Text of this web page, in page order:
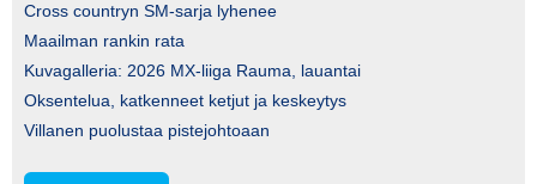
Cross countryn SM-sarja lyhenee
Maailman rankin rata
Kuvagalleria: 2026 MX-liiga Rauma, lauantai
Oksentelua, katkenneet ketjut ja keskeytys
Villanen puolustaa pistejohtoaan